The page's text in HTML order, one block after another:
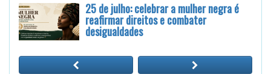
25 de julho: celebrar a mulher negra é
reafirmar direitos e combater
desigualdades